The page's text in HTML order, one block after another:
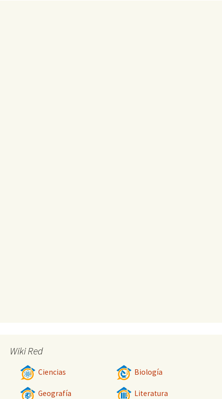
Wiki Red
Ciencias Biología
Geografía Literatura